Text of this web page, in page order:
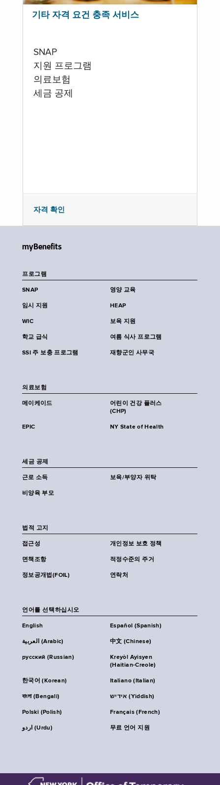
기타 자격 요건 충족 서비스
SNAP
지원 프로그램
의료보험
세금 공제
자격 확인
myBenefits
프로그램
SNAP 영양 교육
임시 지원 HEAP
WIC 보육 지원
학교 급식 여름 식사 프로그램
SSI 주 보충 프로그램 재향군인 사무국
의료보험
메이케이드
어린이 건강 플러스
(CHP)
EPIC NY State of Health
세금 공제
근로 소득 보육/부양자 위탁
비양육 부모
법적 고지
접근성 개인정보 보호 정책
면책조항 적정수준의 주거
정보공개법(FOIL) 연락처
언어를 선택하십시오
English Español (Spanish)
العربية (Arabic) 中文 (Chinese)
русский (Russian)
Kreyòl Ayisyen
(Haitian-Creole)
한국어 (Korean) Italiano (Italian)
বাংলা (Bengali) אידיש (Yiddish)
Polski (Polish) Français (French)
اردو (Urdu) 무료 언어 지원